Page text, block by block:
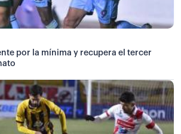
por la mínima y recupera el tercer